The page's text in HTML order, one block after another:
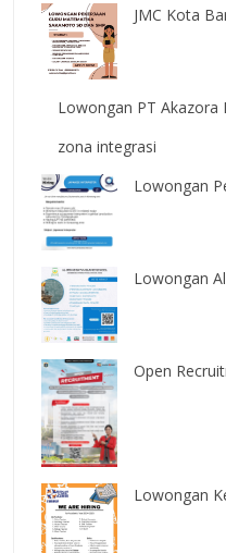
JMC Kota
Lowongan PT Akazora
zona integrasi
Lowongan
Lowongan
Open
Lowongan